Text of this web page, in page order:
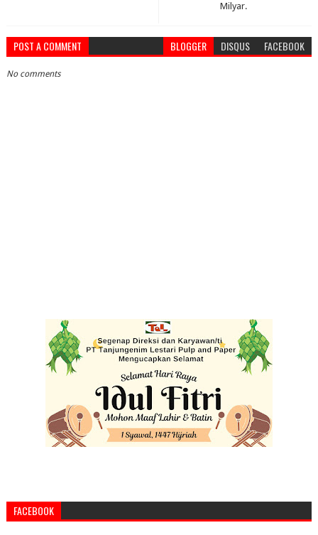
Milyar.
POST A COMMENT BLOGGER DISQUS FACEBOOK
No comments
FACEBOOK